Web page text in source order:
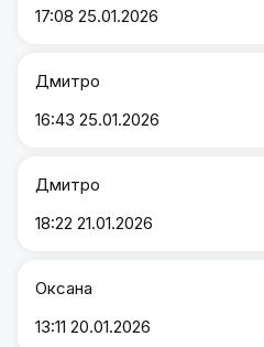
17:08 25.01.2026
Дмитро
16:43 25.01.2026
Дмитро
18:22 21.01.2026
Оксана
13:11 20.01.2026